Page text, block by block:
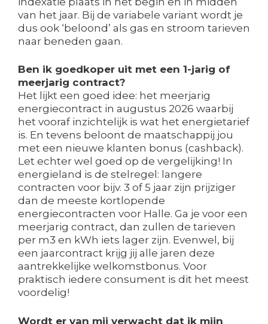
van het jaar. Bij de variabele variant wordt je
dus ook ‘beloond’ als gas en stroom tarieven
naar beneden gaan.
Ben ik goedkoper uit met een 1-jarig of
meerjarig contract?
Het lijkt een goed idee: het meerjarig
energiecontract in augustus 2026 waarbij
het vooraf inzichtelijk is wat het energietarief
is. En tevens beloont de maatschappij jou
met een nieuwe klanten bonus (cashback).
Let echter wel goed op de vergelijking! In
energieland is de stelregel: langere
contracten voor bijv. 3 of 5 jaar zijn prijziger
dan de meeste kortlopende
energiecontracten voor Halle. Ga je voor een
meerjarig contract, dan zullen de tarieven
per m3 en kWh iets lager zijn. Evenwel, bij
een jaarcontract krijg jij alle jaren deze
aantrekkelijke welkomstbonus. Voor
praktisch iedere consument is dit het meest
voordelig!
Wordt er van mij verwacht dat ik mijn